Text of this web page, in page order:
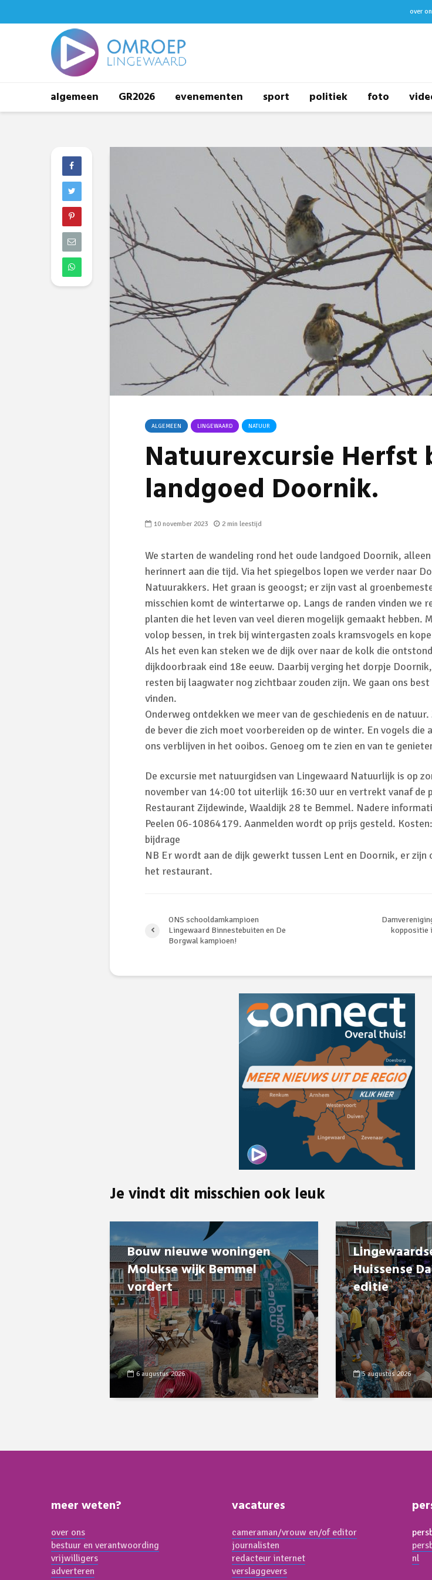
over
algemeen GR2026 evenementen sport politiek foto
ALGEMEEN LINGEWAARD NATUUR
Natuurexcursie Herfst
landgoed Doornik.
10 november 2023 2 min leestijd
We starten de wandeling rond het oude landgoed Doornik,
herinnert aan die tijd. Via het spiegelbos lopen we verder naar
Natuurakkers. Het graan is geoogst; er zijn vast al
misschien komt de wintertarwe op. Langs de randen vinden we
planten die het leven van veel dieren mogelijk gemaakt hebben.
volop bessen, in trek bij wintergasten zoals kramsvogels en
Als het even kan steken we de dijk over naar de kolk die
dijkdoorbraak eind 18e eeuw. Daarbij verging het dorpje
resten bij laagwater nog zichtbaar zouden zijn. We gaan ons
vinden.
Onderweg ontdekken we meer van de geschiedenis en de
de bever die zich moet voorbereiden op de winter. En vogels die
ons verblijven in het ooibos. Genoeg om te zien en van te
De excursie met natuurgidsen van Lingewaard Natuurlijk is op
november van 14:00 tot uiterlijk 16:30 uur en vertrekt vanaf de
Restaurant Zijdewinde, Waaldijk 28 te Bemmel. Nadere
Peelen 06-10864179. Aanmelden wordt op prijs gesteld.
bijdrage
NB Er wordt aan de dijk gewerkt tussen Lent en Doornik, er zijn
het restaurant.
ONS schooldamkampioen
Lingewaard Binnestebuiten en De
Borgwal kampioen!
koppositie
Je vindt dit misschien ook leuk
Bouw nieuwe woningen
Molukse wijk Bemmel
vordert
6 augustus 2026
Huissense
editie
5 augustus 2026
Omgeving Deken
Doctor
Bemmel wordt
30 juli 2026
Buurt klaar voor
noodsituaties:
gemeente deelt
subsidies uit
29 juli 2026
28 juli 2026
meer weten?
over ons
bestuur en verantwoording
vrijwilligers
adverteren
vacatures
cameraman/vrouw en/of editor
journalisten
redacteur internet
verslaggevers
nl